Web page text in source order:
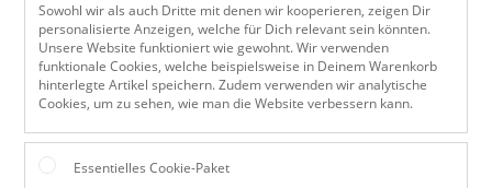
Sowohl wir als auch Dritte mit denen wir kooperieren, zeigen Dir
personalisierte Anzeigen, welche für Dich relevant sein könnten.
Unsere Website funktioniert wie gewohnt. Wir verwenden
funktionale Cookies, welche beispielsweise in Deinem Warenkorb
hinterlegte Artikel speichern. Zudem verwenden wir analytische
Cookies, um zu sehen, wie man die Website verbessern kann.
Essentielles Cookie-Paket